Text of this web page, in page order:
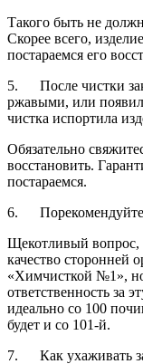
Такого быть не
Скорее всего,
постараемся его
5. После чистки
ржавыми, или
чистка испортила
Обязательно
восстановить.
постараемся.
6. Порекомендуйте
Щекотливый вопрос,
качество сторонней
«Химчисткой №1»,
ответственность за
идеально со 100
будет и со 101-й.
7. Как ухаживать